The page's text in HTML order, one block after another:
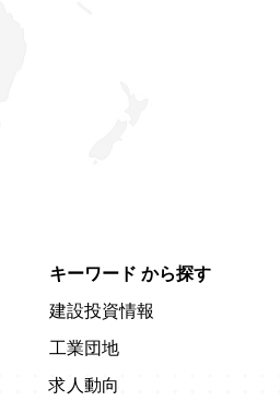
キーワード から探す
建設投資情報
工業団地
求人動向